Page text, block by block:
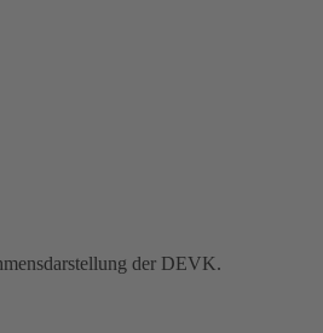
der DEVK.